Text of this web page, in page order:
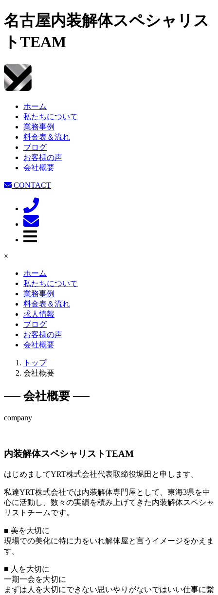
名古屋内装解体スペシャリス
トTEAM
ホーム
私たちについて
業務事例
料金表＆流れ
ブログ
お客様の声
会社概要
CONTACT
×
ホーム
私たちについて
業務事例
料金表＆流れ
求人情報
ブログ
お客様の声
会社概要
トップ
会社概要
── 会社概要 ──
company
内装解体スペシャリストTEAM
はじめましてYRT株式会社代表取締役堀田と申します。
私達YRT株式会社では内装解体専門屋として、東海3県を中
心に活動し、数々の実績を積み上げてきた内装解体スペシャ
リストチームです。
■ 美を大切に
現場での美化に特に力をいれ解体屋と言うイメージをかえま
す。
■ 人を大切に
一期一会を大切に
まずは人を大切にできない思いやりがないではいい仕事に繋